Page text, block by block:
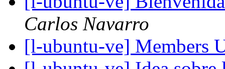
Carlos Navarro
[l-ubuntu-ve] Members